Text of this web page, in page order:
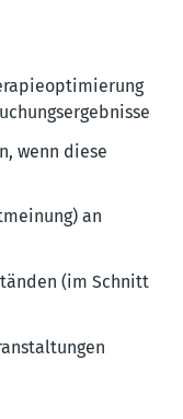
wenn diese
an
(im Schnitt